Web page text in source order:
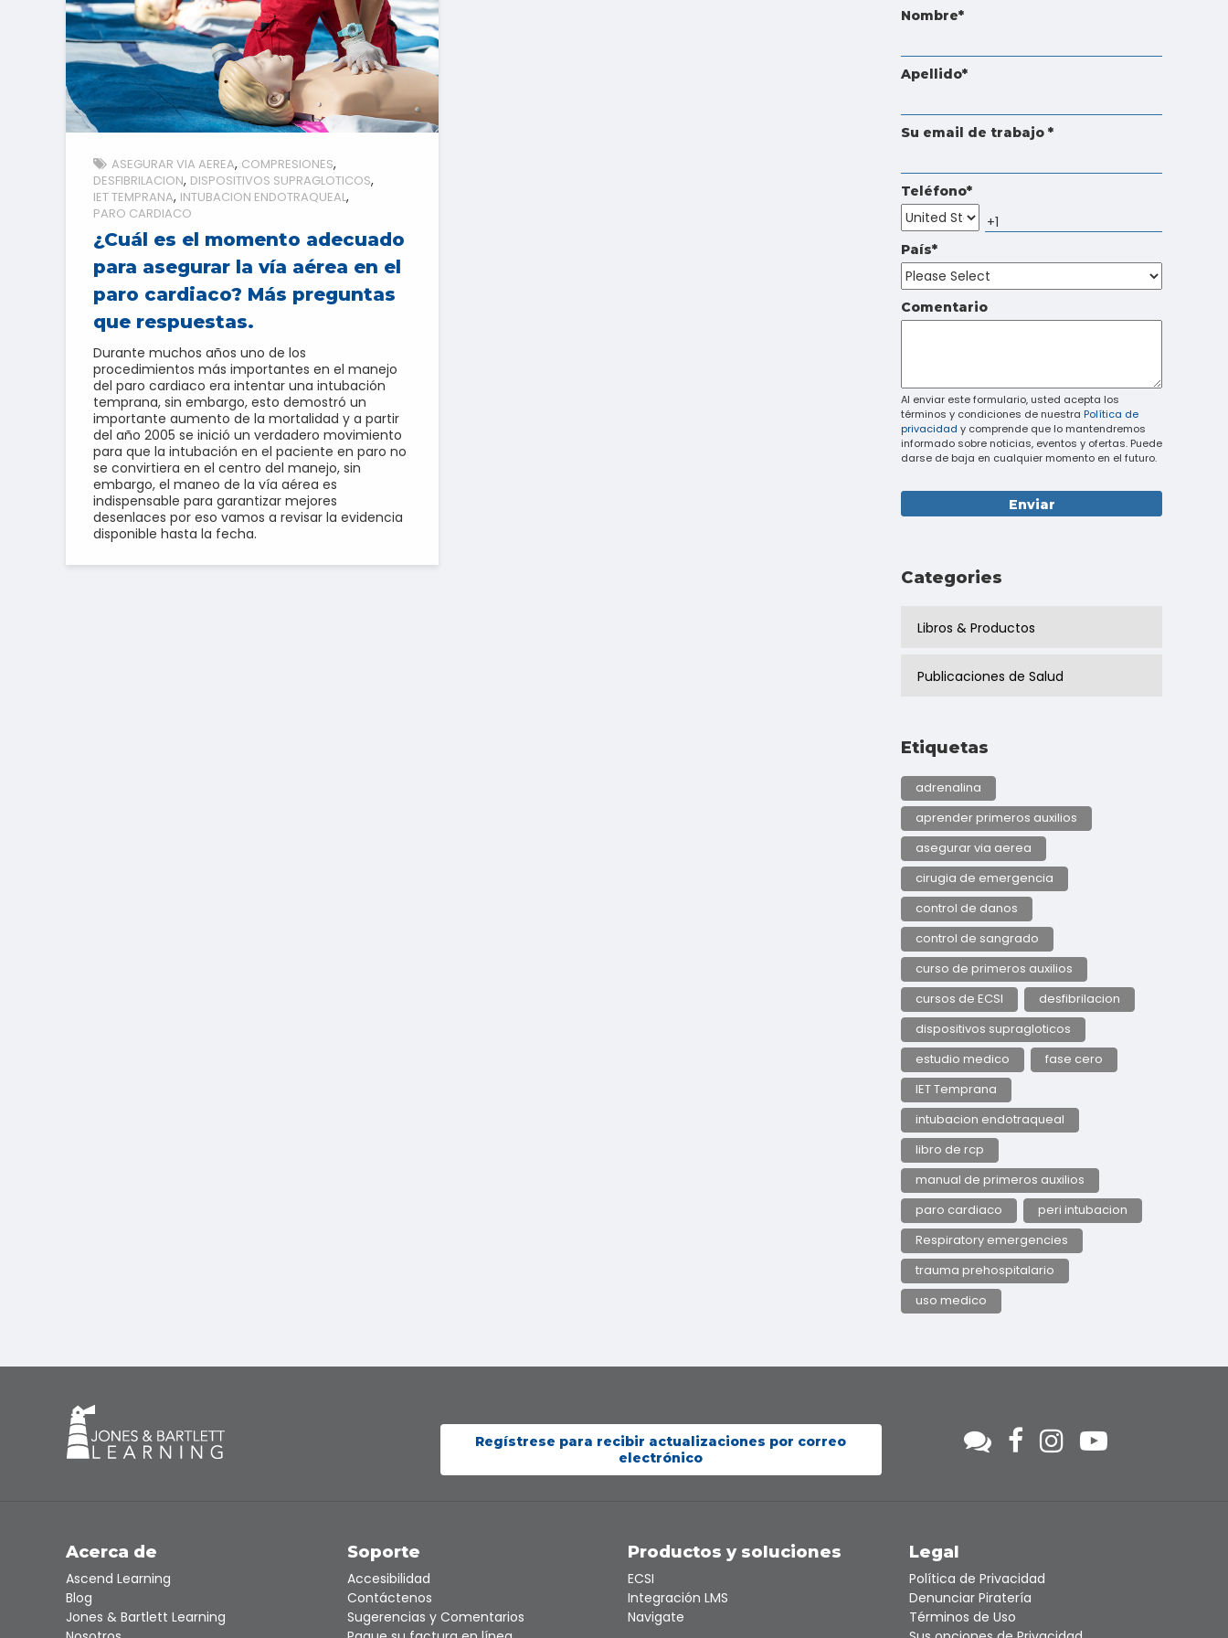
and
swipe
ASEGURAR VIA AEREA COMPRESIONES
DESFIBRILACION DISPOSITIVOS SUPRAGLOTICOS
IET TEMPRANA INTUBACION ENDOTRAQUEAL
PARO CARDIACO
¿Cuál es el momento adecuado
para asegurar la vía aérea en el
paro cardiaco? Más preguntas
que respuestas.
Durante muchos años uno de los
procedimientos más importantes en el manejo
del paro cardiaco era intentar una intubación
temprana, sin embargo, esto demostró un
importante aumento de la mortalidad y a partir
del año 2005 se inició un verdadero movimiento
para que la intubación en el paciente en paro no
se convirtiera en el centro del manejo, sin
embargo, el maneo de la vía aérea es
indispensable para garantizar mejores
desenlaces por eso vamos a revisar la evidencia
disponible hasta la fecha.
Nombre*
Apellido*
Su email de trabajo *
Teléfono*
País*
Comentario
Al enviar este formulario, usted acepta los
términos y condiciones de nuestra Política de
privacidad y comprende que lo mantendremos
informado sobre noticias, eventos y ofertas. Puede
darse de baja en cualquier momento en el futuro.
Categories
Libros & Productos
Publicaciones de Salud
Etiquetas
adrenalina
aprender primeros auxilios
asegurar via aerea
cirugia de emergencia
control de danos
control de sangrado
curso de primeros auxilios
cursos de ECSI
desfibrilacion
dispositivos supragloticos
estudio medico
fase cero
IET Temprana
intubacion endotraqueal
libro de rcp
manual de primeros auxilios
paro cardiaco
peri intubacion
Respiratory emergencies
trauma prehospitalario
uso medico
Regístrese para recibir actualizaciones por correo
electrónico
Acerca de
Ascend Learning
Blog
Jones & Bartlett Learning
Soporte
Accesibilidad
Contáctenos
Sugerencias y Comentarios
Productos y soluciones
ECSI
Integración LMS
Navigate
Legal
Política de Privacidad
Denunciar Piratería
Términos de Uso